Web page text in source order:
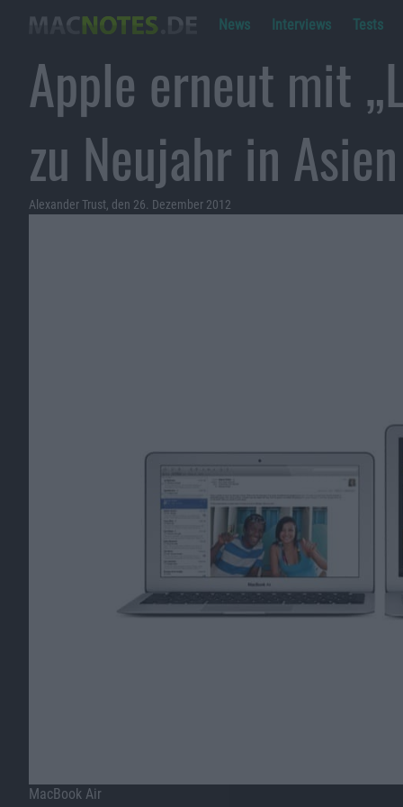
News Interviews Tests
Apple erneut mit
zu Neujahr in Asien
Alexander Trust, den 26. Dezember 2012
MacBook Air